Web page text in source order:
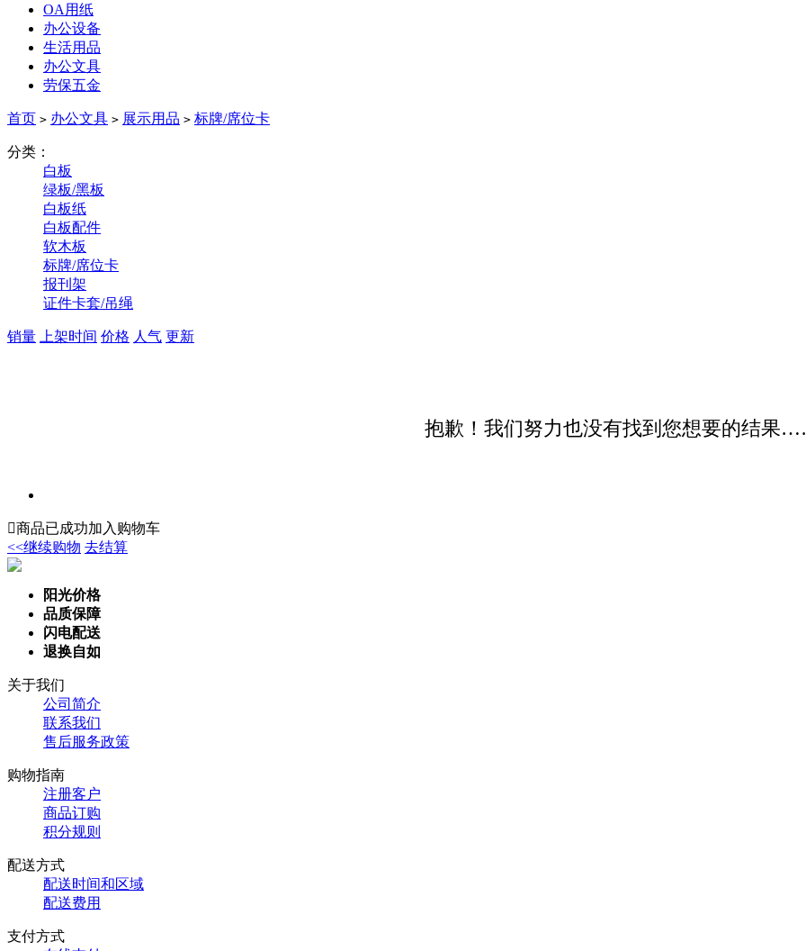
OA用纸
办公设备
生活用品
办公文具
劳保五金
首页 > 办公文具 > 展示用品 > 标牌/席位卡
分类：
白板
绿板/黑板
白板纸
白板配件
软木板
标牌/席位卡
报刊架
证件卡套/吊绳
销量 上架时间 价格 人气 更新
抱歉！我们努力也没有找到您想要的结果
商品已成功加入购物车
<<继续购物 去结算
阳光价格
品质保障
闪电配送
退换自如
关于我们
公司简介
联系我们
售后服务政策
购物指南
注册客户
商品订购
积分规则
配送方式
配送时间和区域
配送费用
支付方式